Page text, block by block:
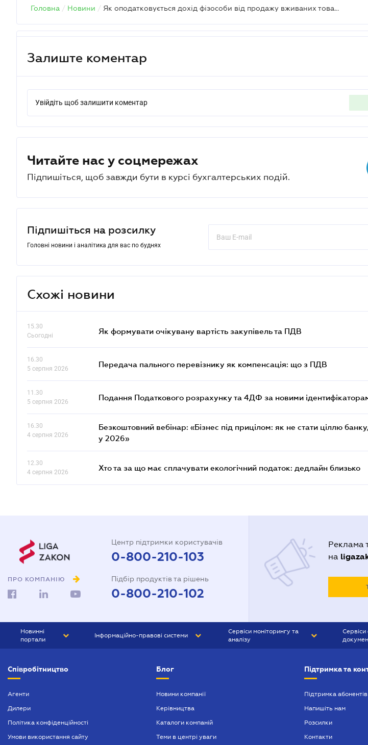
Головна / Новини / Як оподатковується дохід фізособи від продажу вживаних товарів
Залиште коментар
Увійдіть щоб залишити коментар
Читайте нас у соцмережах
Підпишіться, щоб завжди бути в курсі бухгалтерських подій.
Підпишіться на розсилку
Головні новини і аналітика для вас по буднях
Схожі новини
15.30
Сьогодні
Як формувати очікувану вартість закупівель та ПДВ
16.30
5 серпня 2026
Передача пального перевізнику як компенсація: що з ПДВ
11.30
5 серпня 2026
Подання Податкового розрахунку та 4ДФ за новими
16.30
4 серпня 2026
Безкоштовний вебінар: «Бізнес під прицілом: як не стати ціллю
у 2026»
12.30
4 серпня 2026
Хто та за що має сплачувати екологічний податок: дедлайн близько
ПРО КОМПАНІЮ
Центр підтримки користувачів
0-800-210-103
Підбір продуктів та рішень
0-800-210-102
Реклама
на
Новинні
портали
БІЗНЕС
Інформаційно-правові системи
БУХГАЛТЕР ПРОФ
Сервіси моніторингу та
аналізу
Сервіси
Співробітництво
Агенти
Дилери
Політика конфіденційності
Умови використання сайту
Блог
Новини компанії
Керівництва
Каталоги компаній
Теми в центрі уваги
Підтримка та
Підтримка абонентів
Напишіть нам
Розсилки
Контакти